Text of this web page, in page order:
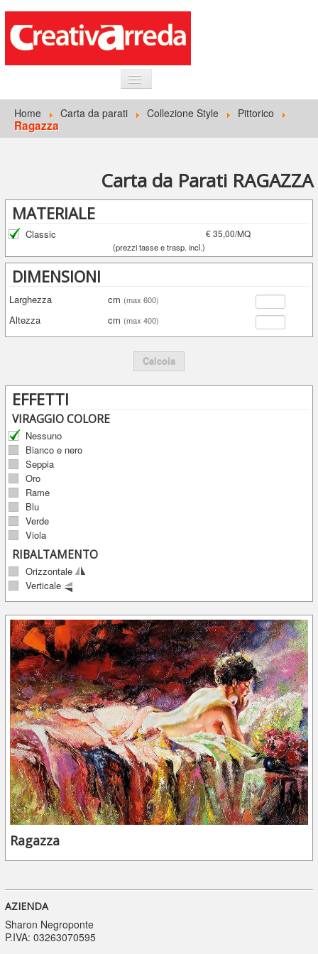
HOME
INFORMAZIONI GENERALI
Home Carta da parati Collezione Style Pittorico
Ragazza
Carta da Parati RAGAZZA
MATERIALE
Classic € 35,00/MQ
(prezzi tasse e trasp. incl.)
DIMENSIONI
Larghezza cm (max 600)
Altezza cm (max 400)
Calcola
EFFETTI
VIRAGGIO COLORE
Nessuno
Bianco e nero
Seppia
Oro
Rame
Blu
Verde
Viola
RIBALTAMENTO
Orizzontale
Verticale
Ragazza
AZIENDA
Sharon Negroponte
P.IVA: 03263070595